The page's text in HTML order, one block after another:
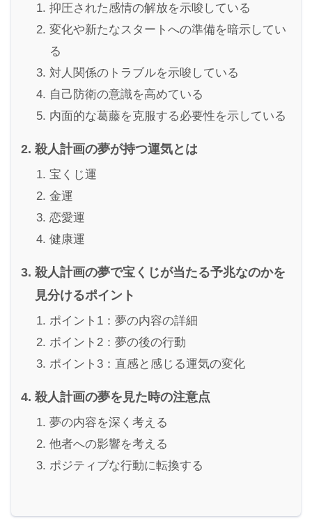
抑圧された感情の解放を示唆している
変化や新たなスタートへの準備を暗示してい
る
対人関係のトラブルを示唆している
自己防衛の意識を高めている
内面的な葛藤を克服する必要性を示している
殺人計画の夢が持つ運気とは
宝くじ運
金運
恋愛運
健康運
殺人計画の夢で宝くじが当たる予兆なのかを
見分けるポイント
ポイント1：夢の内容の詳細
ポイント2：夢の後の行動
ポイント3：直感と感じる運気の変化
殺人計画の夢を見た時の注意点
夢の内容を深く考える
他者への影響を考える
ポジティブな行動に転換する